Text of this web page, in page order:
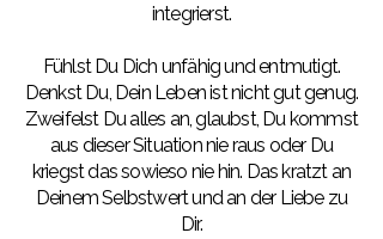
integrierst.
Fühlst Du Dich unfähig und entmutigt.
Denkst Du, Dein Leben ist nicht gut genug.
Zweifelst Du alles an, glaubst, Du kommst
aus dieser Situation nie raus oder Du
kriegst das sowieso nie hin. Das kratzt an
Deinem Selbstwert und an der Liebe zu
Dir.